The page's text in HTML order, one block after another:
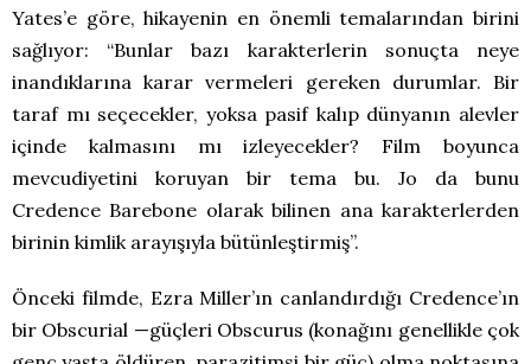
Yates’e göre, hikayenin en önemli temalarından birini
sağlıyor: “Bunlar bazı karakterlerin sonuçta neye
inandıklarına karar vermeleri gereken durumlar. Bir
taraf mı seçecekler, yoksa pasif kalıp dünyanın alevler
içinde kalmasını mı izleyecekler? Film boyunca
mevcudiyetini koruyan bir tema bu. Jo da bunu
Credence Barebone olarak bilinen ana karakterlerden
birinin kimlik arayışıyla bütünleştirmiş”.
Önceki filmde, Ezra Miller’ın canlandırdığı Credence’ın
bir Obscurial —güçleri Obscurus (konağını genellikle çok